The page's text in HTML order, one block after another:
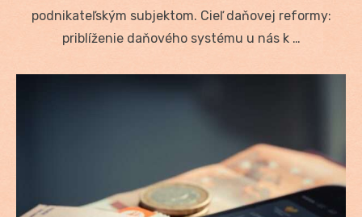
podnikateľským subjektom. Cieľ daňovej reformy:
priblíženie daňového systému u nás k …